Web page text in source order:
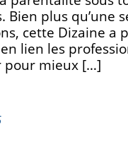
Bien plus qu’une
cette Dizaine a
lien les
pour mieux […]